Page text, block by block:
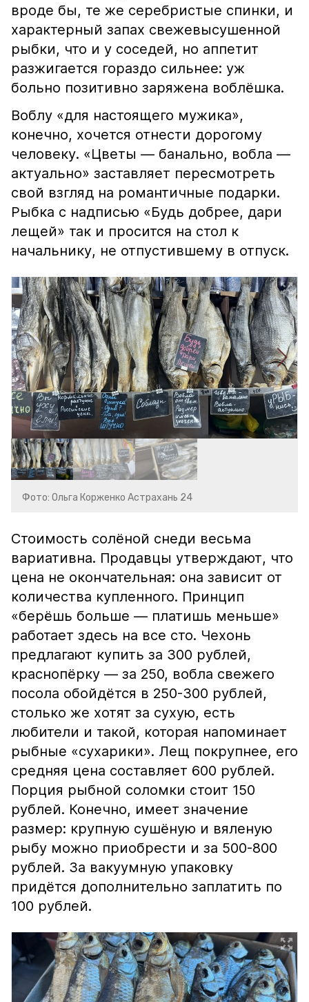
вроде бы, те же серебристые спинки, и
характерный запах свежевысушенной
рыбки, что и у соседей, но аппетит
разжигается гораздо сильнее: уж
больно позитивно заряжена воблёшка.
Воблу «для настоящего мужика»,
конечно, хочется отнести дорогому
человеку. «Цветы — банально, вобла —
актуально» заставляет пересмотреть
свой взгляд на романтичные подарки.
Рыбка с надписью «Будь добрее, дари
лещей» так и просится на стол к
начальнику, не отпустившему в отпуск.
Фото: Ольга Корженко Астрахань 24
Стоимость солёной снеди весьма
вариативна. Продавцы утверждают, что
цена не окончательная: она зависит от
количества купленного. Принцип
«берёшь больше — платишь меньше»
работает здесь на все сто. Чехонь
предлагают купить за 300 рублей,
краснопёрку — за 250, вобла свежего
посола обойдётся в 250-300 рублей,
столько же хотят за сухую, есть
любители и такой, которая напоминает
рыбные «сухарики». Лещ покрупнее, его
средняя цена составляет 600 рублей.
Порция рыбной соломки стоит 150
рублей. Конечно, имеет значение
размер: крупную сушёную и вяленую
рыбу можно приобрести и за 500-800
рублей. За вакуумную упаковку
придётся дополнительно заплатить по
100 рублей.